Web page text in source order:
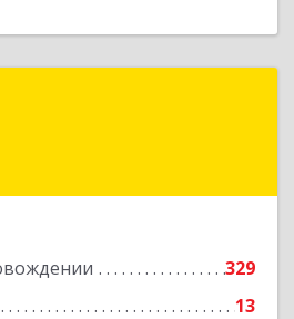
329
13
обл, Магадан г, Полярная